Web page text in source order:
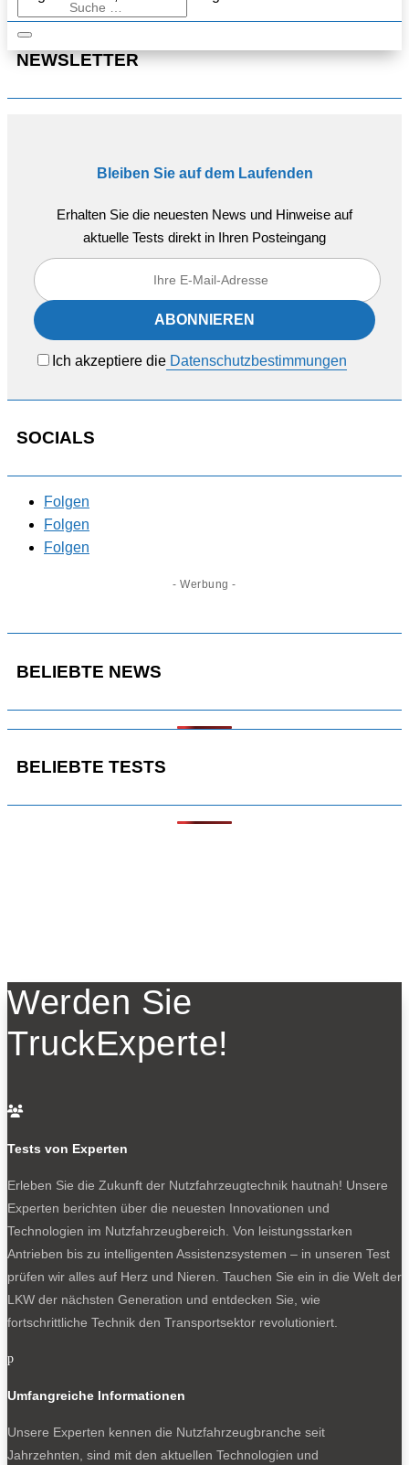
NEWSLETTER
Bleiben Sie auf dem Laufenden
Erhalten Sie die neuesten News und Hinweise auf
aktuelle Tests direkt in Ihren Posteingang
Ich akzeptiere die Datenschutzbestimmungen
SOCIALS
Folgen
Folgen
Folgen
- Werbung -
BELIEBTE NEWS
BELIEBTE TESTS
Werden Sie
TruckExperte!

Tests von Experten
Erleben Sie die Zukunft der Nutzfahrzeugtechnik hautnah! Unsere
Experten berichten über die neuesten Innovationen und
Technologien im Nutzfahrzeugbereich. Von leistungsstarken
Antrieben bis zu intelligenten Assistenzsystemen – in unseren Test
prüfen wir alles auf Herz und Nieren. Tauchen Sie ein in die Welt der
LKW der nächsten Generation und entdecken Sie, wie
fortschrittliche Technik den Transportsektor revolutioniert.
p
Umfangreiche Informationen
Unsere Experten kennen die Nutzfahrzeugbranche seit
Jahrzehnten, sind mit den aktuellen Technologien und